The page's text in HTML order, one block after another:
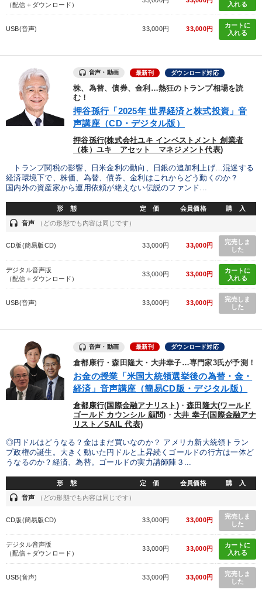
（配信＋ダウンロード）
入れる
USB(音声) 33,000円 33,000円
カートに
入れる
音声・動画 最新刊 ダウンロード対応
株、為替、債券、金利…熱狂のトランプ相場を読
む！
押谷孫行「2025年 世界経済と株式投資」音
声講座（CD・デジタル版）
押谷孫行(株式会社ユキ インベストメント 創業者
（株）ユキ アセット マネジメント代表)
トランプ関税の影響、日米金利の動向、日銀の追加利上げ…混迷する
経済環境下で、株価、為替、債券、金利はこれからどう動くのか？
国内外の資産家から運用依頼が絶えない伝説のファンド...
形 態 定 価 会員価格 購 入
headset 音声 （どの形態でも内容は同じです）
CD版(簡易版CD) 33,000円 33,000円
完売しま
した
デジタル音声版
（配信＋ダウンロード）
33,000円 33,000円
カートに
入れる
USB(音声) 33,000円 33,000円
完売しま
した
音声・動画 最新刊 ダウンロード対応
倉都康行・森田隆大・大井幸子…専門家3氏が予測！
お金の授業「米国大統領選挙後の為替・金・
経済」音声講座（簡易CD版・デジタル版）
倉都康行(国際金融アナリスト)・森田隆大(ワールド
ゴールド カウンシル 顧問) ・ 大井 幸子(国際金融アナ
リスト／SAIL 代表)
◎円ドルはどうなる？金はまだ買いなのか？ アメリカ新大統領トラン
プ政権の誕生。大きく動いた円ドルと上昇続くゴールドの行方は一体ど
うなるのか？経済、為替。ゴールドの実力講師陣３...
形 態 定 価 会員価格 購 入
headset 音声 （どの形態でも内容は同じです）
CD版(簡易版CD) 33,000円 33,000円
完売しま
した
デジタル音声版
（配信＋ダウンロード）
33,000円 33,000円
カートに
入れる
USB(音声) 33,000円 33,000円
完売しま
した